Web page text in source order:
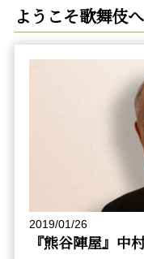
ようこそ歌舞伎へ
2019/01/26
『熊谷陣屋』中